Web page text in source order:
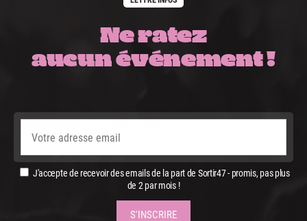
Ne ratez
aucun événement !
J'accepte de recevoir des emails de la part de Sortir47 - promis, pas plus
de 2 par mois !